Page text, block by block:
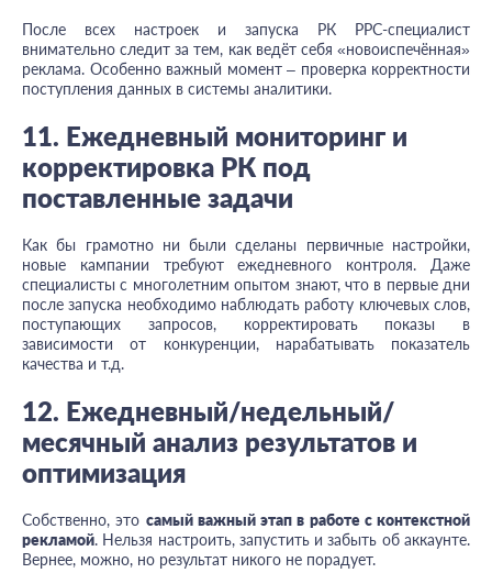
После всех настроек и запуска РК PPC-специалист
внимательно следит за тем, как ведёт себя «новоиспечённая»
реклама. Особенно важный момент – проверка корректности
поступления данных в системы аналитики.
11. Ежедневный мониторинг и
корректировка РК под
поставленные задачи
Как бы грамотно ни были сделаны первичные настройки,
новые кампании требуют ежедневного контроля. Даже
специалисты с многолетним опытом знают, что в первые дни
после запуска необходимо наблюдать работу ключевых слов,
поступающих запросов, корректировать показы в
зависимости от конкуренции, нарабатывать показатель
качества и т.д.
12. Ежедневный/недельный/
месячный анализ результатов и
оптимизация
Собственно, это самый важный этап в работе с контекстной
рекламой. Нельзя настроить, запустить и забыть об аккаунте.
Вернее, можно, но результат никого не порадует.